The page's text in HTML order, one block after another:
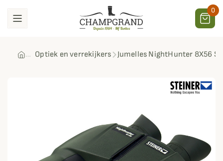
0
Optiek en verrekijkers Jumelles NightHunter 8X56